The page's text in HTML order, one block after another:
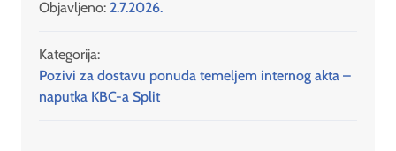
Objavljeno: 2.7.2026.
Kategorija:
Pozivi za dostavu ponuda temeljem internog akta –
naputka KBC-a Split